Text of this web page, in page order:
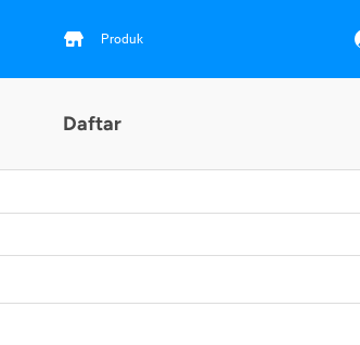
Produk
Daftar